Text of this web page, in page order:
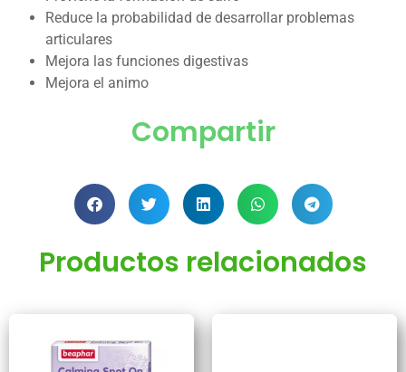
Reduce la probabilidad de desarrollar problemas
articulares
Mejora las funciones digestivas
Mejora el animo
Compartir
Productos relacionados